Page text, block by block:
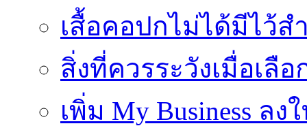
เสื้อคอปกไม่ได้มีไว้
สิ่งที่ควรระวังเมื่อเลื
เพิ่ม My Business ลง